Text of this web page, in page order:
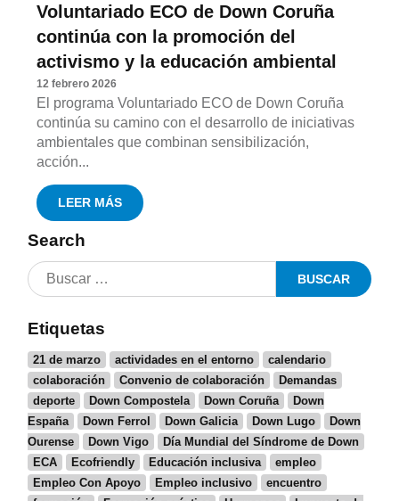
Voluntariado ECO de Down Coruña
continúa con la promoción del
activismo y la educación ambiental
12 febrero 2026
El programa Voluntariado ECO de Down Coruña
continúa su camino con el desarrollo de iniciativas
ambientales que combinan sensibilización,
acción...
LEER MÁS
Search
Etiquetas
21 de marzo actividades en el entorno
calendario
colaboración
Convenio de colaboración
Demandas
deporte
Down Compostela Down Coruña
Down
España
Down Ferrol Down Galicia Down Lugo
Down
Ourense
Down Vigo
Día Mundial del Síndrome de Down
ECA
Ecofriendly Educación inclusiva
empleo
Empleo Con Apoyo
Empleo inclusivo
encuentro